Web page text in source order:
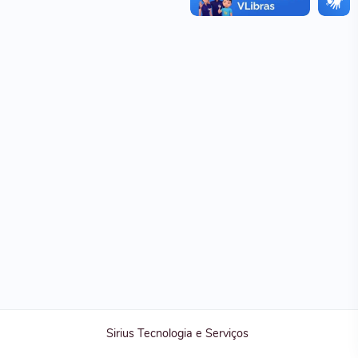
Sirius Tecnologia e Serviços